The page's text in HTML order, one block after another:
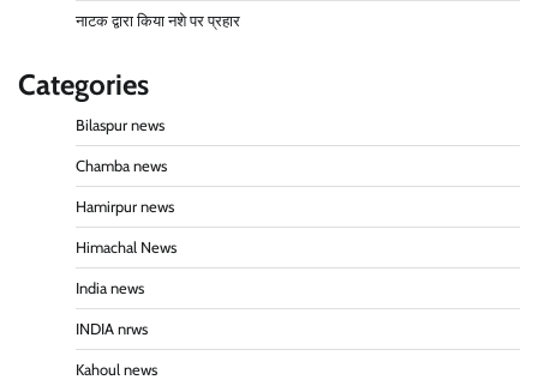
नाटक द्वारा किया नशे पर प्रहार
Categories
Bilaspur news
Chamba news
Hamirpur news
Himachal News
India news
INDIA nrws
Kahoul news